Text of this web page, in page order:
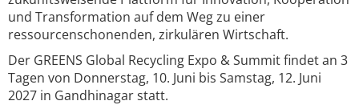
und Transformation auf dem Weg zu einer
ressourcenschonenden, zirkulären Wirtschaft.
Der GREENS Global Recycling Expo & Summit findet an 3
Tagen von Donnerstag, 10. Juni bis Samstag, 12. Juni
2027 in Gandhinagar statt.